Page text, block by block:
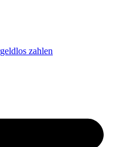
zahlen